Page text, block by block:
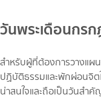
วันพระเดือนกร
สำหรับผู้ที่ต้องการวางแผ
ปฏิบัติธรรมและพักผ่อนจิ
น่าสนใจและถือเป็นวันสำ